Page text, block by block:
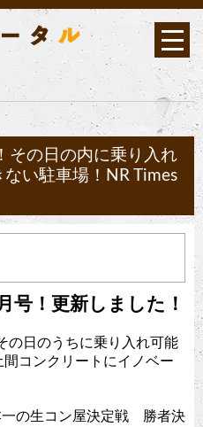
その日の内に乗り入れ
い駐車場！NR Times
号！更新しました！
の日のうちに乗り入れ可能
コンクリートにイノベー
の生コン屋決定戦 勝者決